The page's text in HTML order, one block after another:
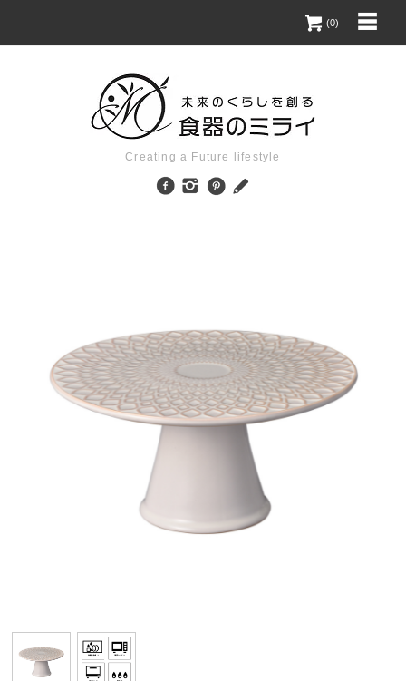
(0)
Creating a Future lifestyle